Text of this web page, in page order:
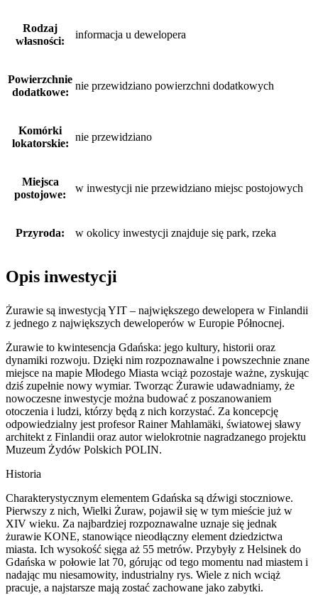
Rodzaj
własności:
informacja u dewelopera
Powierzchnie
dodatkowe:
nie przewidziano powierzchni dodatkowych
Komórki
lokatorskie:
nie przewidziano
Miejsca
postojowe:
w inwestycji nie przewidziano miejsc postojowych
Przyroda: w okolicy inwestycji znajduje się park, rzeka
Opis inwestycji
Żurawie są inwestycją YIT – największego dewelopera w Finlandii
z jednego z największych deweloperów w Europie Północnej.
Żurawie to kwintesencja Gdańska: jego kultury, historii oraz
dynamiki rozwoju. Dzięki nim rozpoznawalne i powszechnie znane
miejsce na mapie Młodego Miasta wciąż pozostaje ważne, zyskując
dziś zupełnie nowy wymiar. Tworząc Żurawie udawadniamy, że
nowoczesne inwestycje można budować z poszanowaniem
otoczenia i ludzi, którzy będą z nich korzystać. Za koncepcję
odpowiedzialny jest profesor Rainer Mahlamäki, światowej sławy
architekt z Finlandii oraz autor wielokrotnie nagradzanego projektu
Muzeum Żydów Polskich POLIN.
Historia
Charakterystycznym elementem Gdańska są dźwigi stoczniowe.
Pierwszy z nich, Wielki Żuraw, pojawił się w tym mieście już w
XIV wieku. Za najbardziej rozpoznawalne uznaje się jednak
żurawie KONE, stanowiące nieodłączny element dziedzictwa
miasta. Ich wysokość sięga aż 55 metrów. Przybyły z Helsinek do
Gdańska w połowie lat 70, górując od tego momentu nad miastem i
nadając mu niesamowity, industrialny rys. Wiele z nich wciąż
pracuje, a najstarsze mają zostać zachowane jako zabytki.